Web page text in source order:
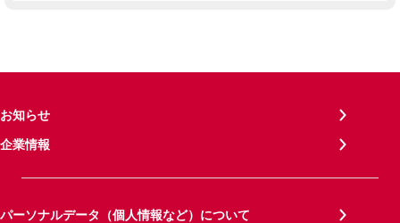
お知らせ
企業情報
パーソナルデータ（個人情報など）について